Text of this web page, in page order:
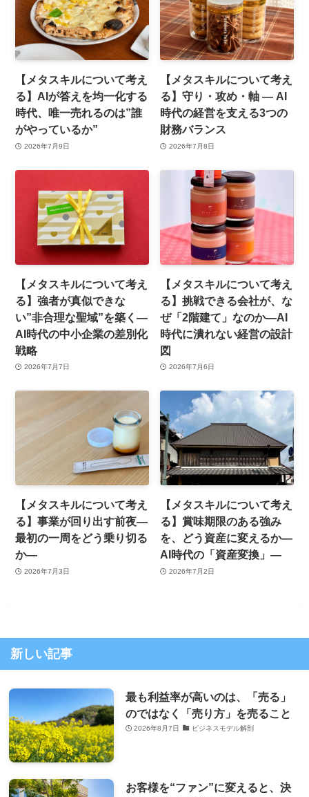
【メタスキルについて考え
る】AIが答えを均一化する
時代、唯一売れるのは”誰
がやっているか”
2026年7月9日
【メタスキルについて考え
る】守り・攻め・軸 ― AI
時代の経営を支える3つの
財務バランス
2026年7月8日
【メタスキルについて考え
る】強者が真似できな
い”非合理な聖域”を築く—
AI時代の中小企業の差別化
戦略
2026年7月7日
【メタスキルについて考え
る】挑戦できる会社が、な
ぜ「2階建て」なのか—AI
時代に潰れない経営の設計
図
2026年7月6日
【メタスキルについて考え
る】事業が回り出す前夜—
最初の一周をどう乗り切る
か—
2026年7月3日
【メタスキルについて考え
る】賞味期限のある強み
を、どう資産に変えるか—
AI時代の「資産変換」—
2026年7月2日
新しい記事
最も利益率が高いのは、「売る」
のではなく「売り方」を売ること
2026年8月7日 ビジネスモデル解剖
お客様を“ファン”に変えると、決